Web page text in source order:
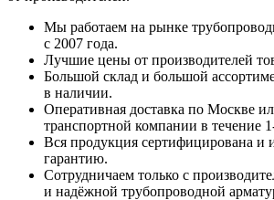
Мы работаем на рынке
с 2007 года.
Лучшие цены от производителей
Большой склад и большой
в наличии.
Оперативная доставка по Москве
транспортной компании в течение
Вся продукция сертифицирована и
гарантию.
Сотрудничаем только с
и надёжной трубопроводной